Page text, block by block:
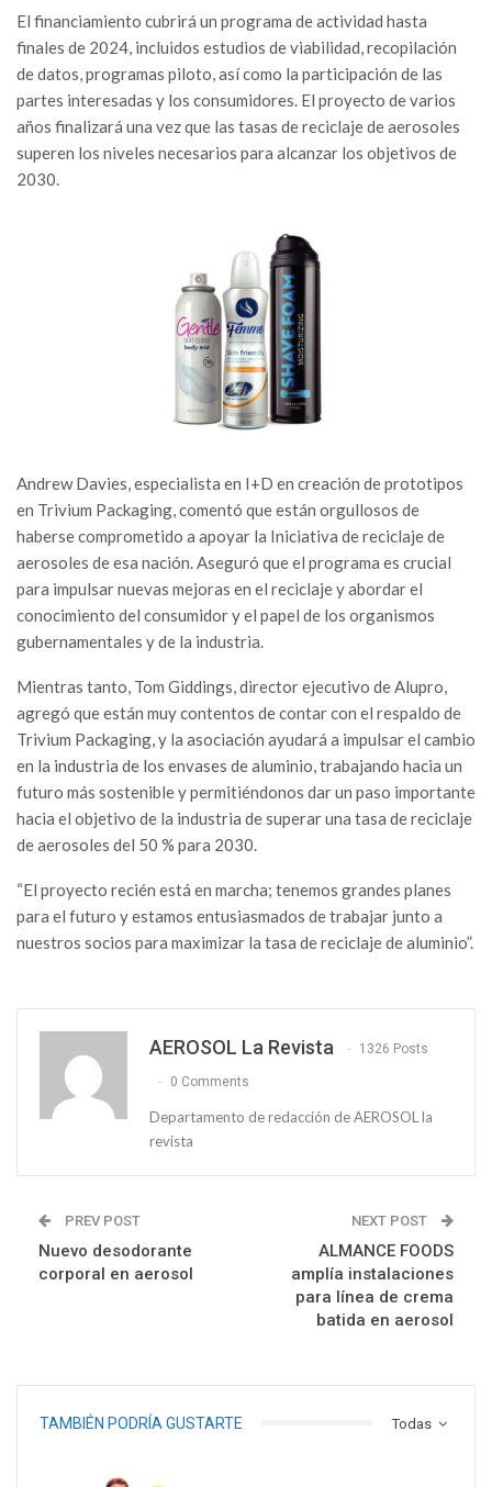
El financiamiento cubrirá un programa de actividad hasta
finales de 2024, incluidos estudios de viabilidad, recopilación
de datos, programas piloto, así como la participación de las
partes interesadas y los consumidores. El proyecto de varios
años finalizará una vez que las tasas de reciclaje de aerosoles
superen los niveles necesarios para alcanzar los objetivos de
2030.
Andrew Davies, especialista en I+D en creación de prototipos
en Trivium Packaging, comentó que están orgullosos de
haberse comprometido a apoyar la Iniciativa de reciclaje de
aerosoles de esa nación. Aseguró que el programa es crucial
para impulsar nuevas mejoras en el reciclaje y abordar el
conocimiento del consumidor y el papel de los organismos
gubernamentales y de la industria.
Mientras tanto, Tom Giddings, director ejecutivo de Alupro,
agregó que están muy contentos de contar con el respaldo de
Trivium Packaging, y la asociación ayudará a impulsar el cambio
en la industria de los envases de aluminio, trabajando hacia un
futuro más sostenible y permitiéndonos dar un paso importante
hacia el objetivo de la industria de superar una tasa de reciclaje
de aerosoles del 50 % para 2030.
“El proyecto recién está en marcha; tenemos grandes planes
para el futuro y estamos entusiasmados de trabajar junto a
nuestros socios para maximizar la tasa de reciclaje de aluminio”.
AEROSOL La Revista 1326 Posts
0 Comments
Departamento de redacción de AEROSOL la
revista
PREV POST
Nuevo desodorante
corporal en aerosol
NEXT POST
ALMANCE FOODS
amplía instalaciones
para línea de crema
batida en aerosol
Todas
TAMBIÉN PODRÍA GUSTARTE